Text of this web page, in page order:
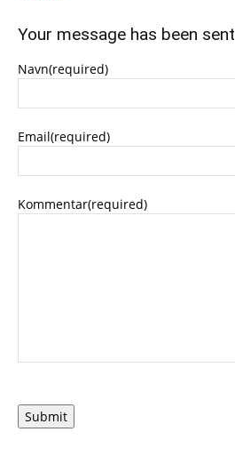
Your message has been sent
Navn(required)
Email(required)
Kommentar(required)
Submit